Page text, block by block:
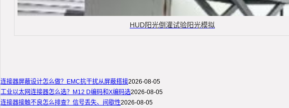
HUD阳光倒灌试验阳光模拟
连接器屏蔽设计怎么做？EMC抗干扰从屏蔽搭接2026-08-05
工业以太网连接器怎么选？M12 D编码和X编码选2026-08-05
连接器接触不良怎么排查？信号丢失、间歇性2026-08-05